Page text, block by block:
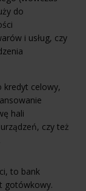
do
i usług, czy
kredyt celowy,
hali
czy też
to bank
gotówkowy.